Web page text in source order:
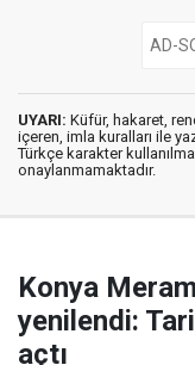
UYARI: Küfür, hakaret,
içeren, imla kuralları ile
Türkçe karakter
onaylanmamaktadır.
Konya
yenilendi:
açtı